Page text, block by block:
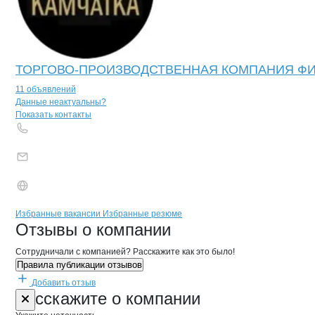
ТОРГОВО-ПРОИЗВОДСТВЕННАЯ КОМПАНИЯ
11 объявлений
Контактыкомпании
+7(800)000-00-..
Данные неактуальны?
Показать контакты
Брендыкомпани КАЛИНИНСКИЙ
Вакансии вКАЛИНИНСКИЙ
Избранные вакансии Избранные резюме
Новости oКАЛИНИНСКИЙ
Отзывы о компании
Сотрудничали с компанией? Расскажите как это было!
Правила публикации отзывов
Добавить отзыв
Расскажите о компании
Форма обратной связи о неточностях